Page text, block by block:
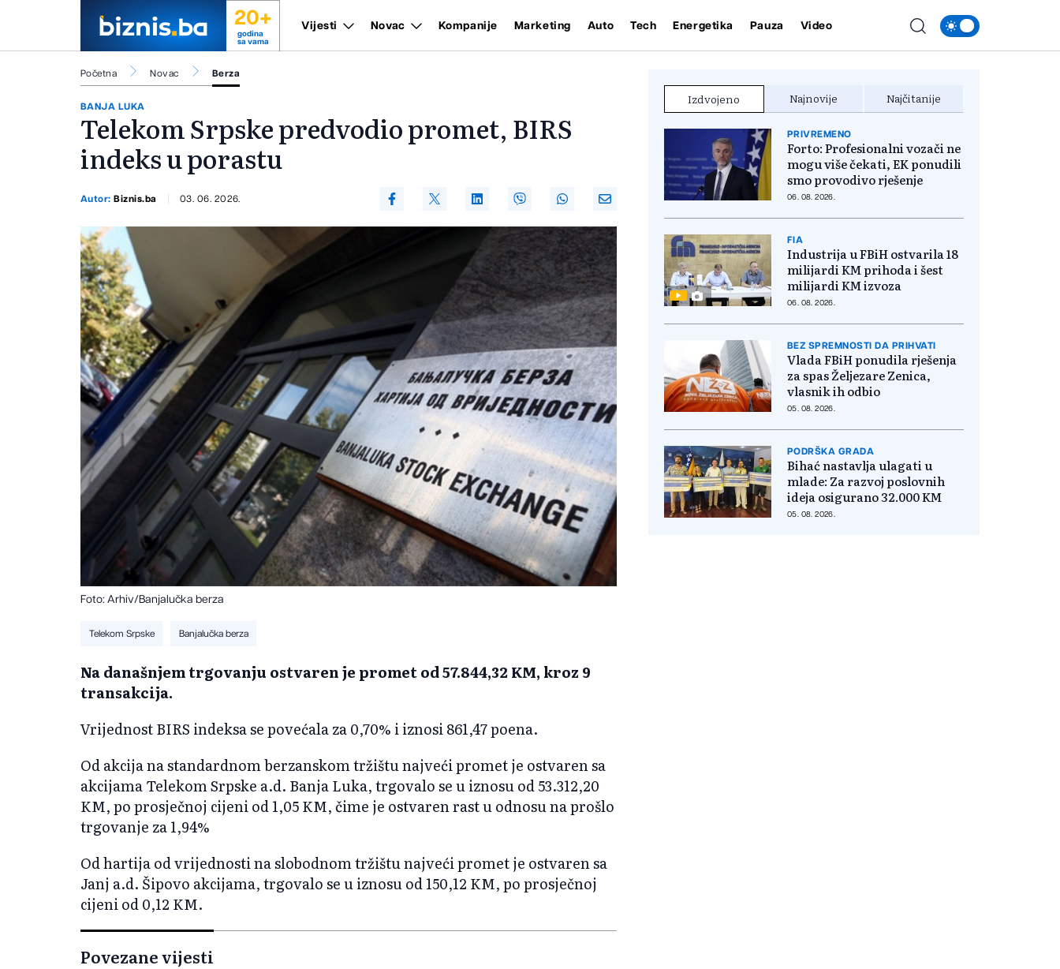
20+
godina
sa vama
Vijesti Novac Kompanije Marketing Auto Tech Energetika Pauza Video
Početna Novac Berza
BANJA LUKA
Telekom Srpske predvodio promet, BIRS
indeks u porastu
Autor:Biznis.ba 03. 06. 2026.
Foto: Arhiv/Banjalučka berza
Telekom Srpske Banjalučka berza
Na današnjem trgovanju ostvaren je promet od 57.844,32 KM, kroz 9
transakcija.
Vrijednost BIRS indeksa se povećala za 0,70% i iznosi 861,47 poena.
Od akcija na standardnom berzanskom tržištu najveći promet je ostvaren sa
akcijama Telekom Srpske a.d. Banja Luka, trgovalo se u iznosu od 53.312,20
KM, po prosječnoj cijeni od 1,05 KM, čime je ostvaren rast u odnosu na prošlo
trgovanje za 1,94%
Od hartija od vrijednosti na slobodnom tržištu najveći promet je ostvaren sa
Janj a.d. Šipovo akcijama, trgovalo se u iznosu od 150,12 KM, po prosječnoj
cijeni od 0,12 KM.
Povezane vijesti
Izdvojeno Najnovije Najčitanije
PRIVREMENO
Forto: Profesionalni vozači ne
mogu više čekati, EK ponudili
smo provodivo rješenje
06. 08. 2026.
FIA
Industrija u FBiH ostvarila 18
milijardi KM prihoda i šest
milijardi KM izvoza
06. 08. 2026.
BEZ SPREMNOSTI DA PRIHVATI
Vlada FBiH ponudila rješenja
za spas Željezare Zenica,
vlasnik ih odbio
05. 08. 2026.
PODRŠKA GRADA
Bihać nastavlja ulagati u
mlade: Za razvoj poslovnih
ideja osigurano 32.000 KM
05. 08. 2026.